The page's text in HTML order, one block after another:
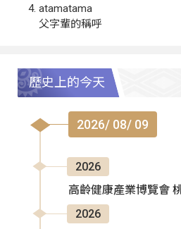
atamatama
父字輩的稱呼
歷史上的今天
2026/ 08/ 09
2026
高齡健康產業博覽會
2026